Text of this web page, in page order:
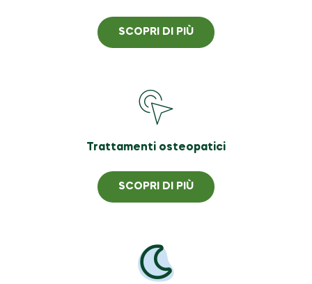
SCOPRI DI PIÙ
Trattamenti osteopatici
SCOPRI DI PIÙ